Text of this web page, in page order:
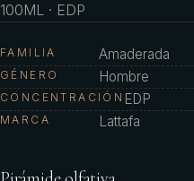
100ML · EDP
FAMILIA Amaderada
GÉNERO Hombre
CONCENTRACIÓN EDP
MARCA Lattafa